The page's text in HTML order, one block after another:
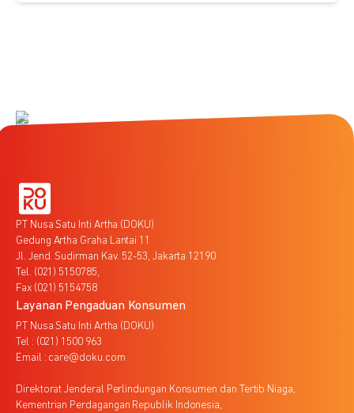
PT Nusa Satu Inti Artha (DOKU)
Gedung Artha Graha Lantai 11
Jl. Jend. Sudirman Kav. 52-53, Jakarta 12190
Tel. (021) 5150785,
Fax (021) 5154758
Layanan Pengaduan Konsumen
PT Nusa Satu Inti Artha (DOKU)
Tel : (021) 1500 963
Email : care@doku.com
Direktorat Jenderal Perlindungan Konsumen dan Tertib Niaga,
Kementrian Perdagangan Republik Indonesia,